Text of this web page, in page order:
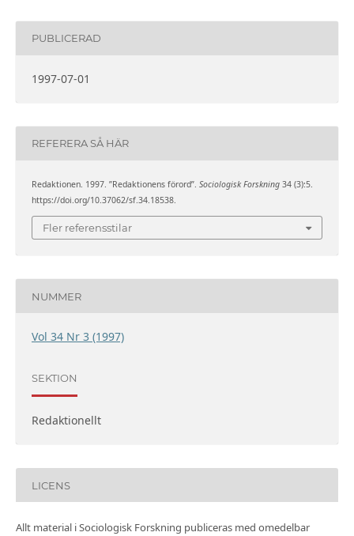
PUBLICERAD
1997-07-01
REFERERA SÅ HÄR
Redaktionen. 1997. ”Redaktionens förord”. Sociologisk Forskning34 (3):5.
https://doi.org/10.37062/sf.34.18538.
Fler referensstilar
NUMMER
Vol 34 Nr 3 (1997)
SEKTION
Redaktionellt
LICENS
Allt material i Sociologisk Forskning publiceras med omedelbar